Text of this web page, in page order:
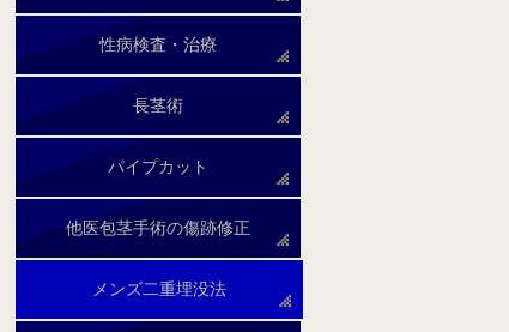
性病検査・治療
長茎術
パイプカット
他医包茎手術の傷跡修正
メンズ二重埋没法